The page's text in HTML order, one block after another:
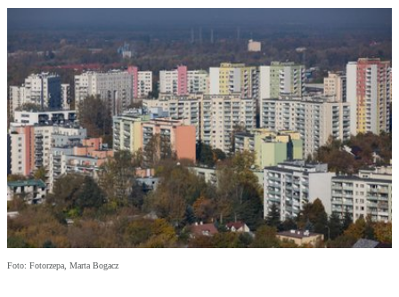
Foto: Fotorzepa, Marta Bogacz